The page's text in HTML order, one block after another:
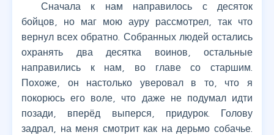
Сначала к нам направилось с десяток
бойцов, но маг мою ауру рассмотрел, так что
вернул всех обратно. Собранных людей остались
охранять два десятка воинов, остальные
направились к нам, во главе со старшим.
Похоже, он настолько уверовал в то, что я
покорюсь его воле, что даже не подумал идти
позади, вперёд выперся, придурок. Голову
задрал, на меня смотрит как на дерьмо собачье.